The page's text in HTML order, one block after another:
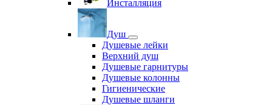
Инсталляция
Душ
Душевые лейки
Верхний душ
Душевые гарнитуры
Душевые колонны
Гигиенические
Душевые шланги